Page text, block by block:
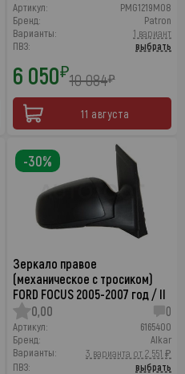
Артикул:
PMG1219M08
Бренд:
Patron
Варианты:
1 вариант
ПВЗ:
выбрать
6 050₽10 084₽
11 августа
Зеркало правое
(механическое с тросиком)
FORD FOCUS 2005-2007 год / II
0,00
0
Артикул:
6165400
Бренд:
Alkar
Варианты:
3 варианта от 2 551 ₽
ПВЗ:
выбрать
-30%